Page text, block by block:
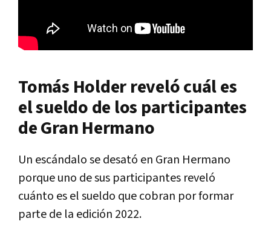
Tomás Holder reveló cuál es
el sueldo de los participantes
de Gran Hermano
Un escándalo se desató en Gran Hermano
porque uno de sus participantes reveló
cuánto es el sueldo que cobran por formar
parte de la edición 2022.